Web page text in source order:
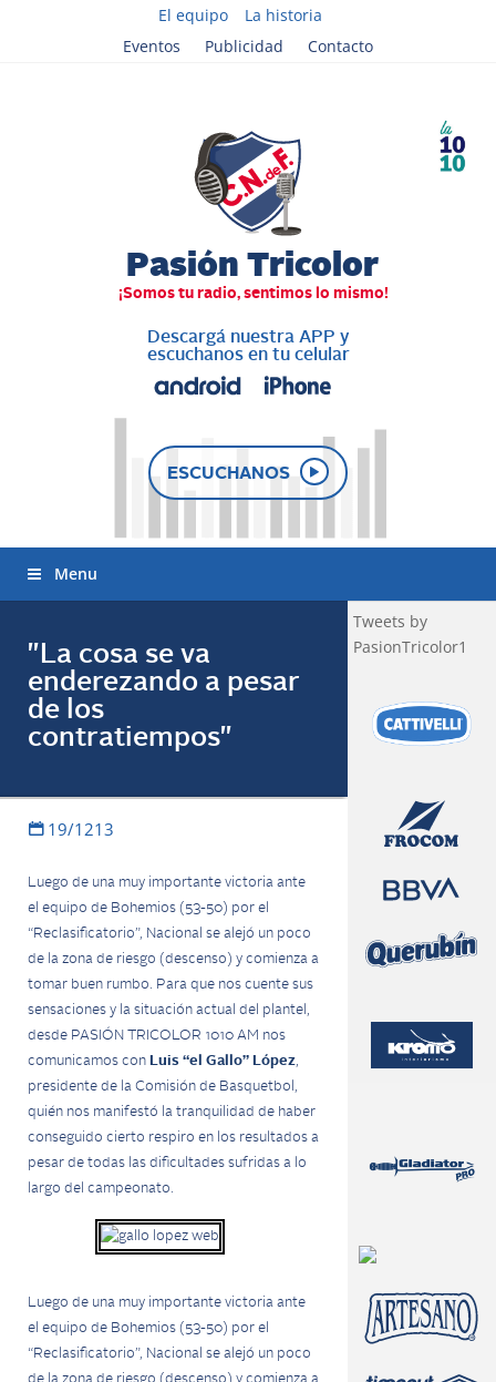
El equipo
La historia
Eventos
Publicidad Contacto
Descargá nuestra APP y
escuchanos en tu celular
ESCUCHANOS
Menu
"La cosa se va
enderezando a pesar
de los
contratiempos"
19/1213
Luego de una muy importante victoria ante
el equipo de Bohemios (53-50) por el
“Reclasificatorio”, Nacional se alejó un poco
de la zona de riesgo (descenso) y comienza a
tomar buen rumbo. Para que nos cuente sus
sensaciones y la situación actual del plantel,
desde PASIÓN TRICOLOR 1010 AM nos
comunicamos con Luis “el Gallo” López,
presidente de la Comisión de Basquetbol,
quién nos manifestó la tranquilidad de haber
conseguido cierto respiro en los resultados a
pesar de todas las dificultades sufridas a lo
largo del campeonato.
Luego de una muy importante victoria ante
el equipo de Bohemios (53-50) por el
“Reclasificatorio”, Nacional se alejó un poco
Tweets by
PasionTricolor1